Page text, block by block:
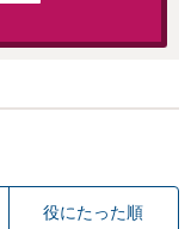
役にたった順